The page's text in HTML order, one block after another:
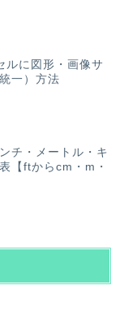
ルに図形・画像サ
一）方法
チ・メートル・キ
【ftからcm・m・